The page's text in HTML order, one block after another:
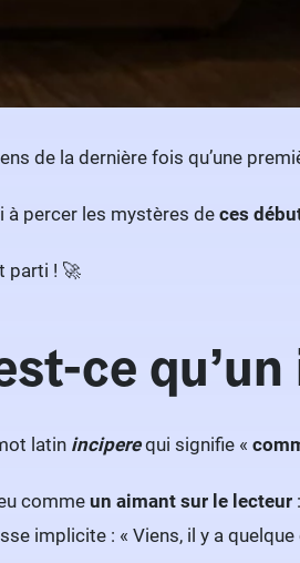
de la dernière fois qu’une
à percer les mystères de ces
parti ! 🚀
ce
latin inciperequi signifie «
comme un aimant sur le lecteur
implicite : « Viens, il y a